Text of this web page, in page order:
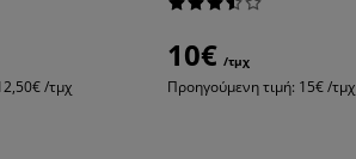
/τμχ
10€ /τμχ
Προηγούμενη τιμή: 15€ /τμχ